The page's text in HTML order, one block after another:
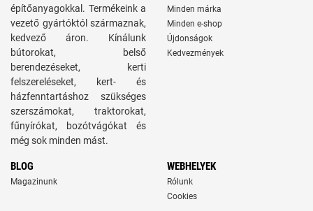
építőanyagokkal. Termékeink a
vezető gyártóktól származnak,
kedvező áron. Kínálunk
bútorokat, belső
berendezéseket, kerti
felszereléseket, kert- és
házfenntartáshoz szükséges
szerszámokat, traktorokat,
fűnyírókat, bozótvágókat és
még sok minden mást.
Minden márka
Minden e-shop
Újdonságok
Kedvezmények
BLOG
Magazinunk
WEBHELYEK
Rólunk
Cookies